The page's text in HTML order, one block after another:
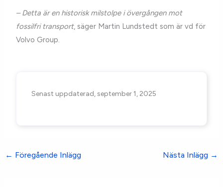
– Detta är en historisk milstolpe i övergången mot
fossilfri transport, säger Martin Lundstedt som är vd för
Volvo Group.
Senast uppdaterad, september 1, 2025
← Föregående Inlägg Nästa Inlägg →